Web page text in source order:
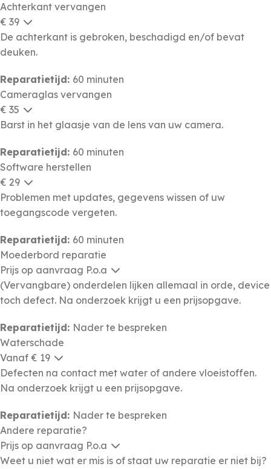
Achterkant vervangen
€ 39
De achterkant is gebroken, beschadigd en/of bevat
deuken.
Reparatietijd: 60 minuten
Cameraglas vervangen
€ 35
Barst in het glaasje van de lens van uw camera.
Reparatietijd: 60 minuten
Software herstellen
€ 29
Problemen met updates, gegevens wissen of uw
toegangscode vergeten.
Reparatietijd: 60 minuten
Moederbord reparatie
Prijs op aanvraag P.o.a
(Vervangbare) onderdelen lijken allemaal in orde, device
toch defect. Na onderzoek krijgt u een prijsopgave.
Reparatietijd: Nader te bespreken
Waterschade
Vanaf € 19
Defecten na contact met water of andere vloeistoffen.
Na onderzoek krijgt u een prijsopgave.
Reparatietijd: Nader te bespreken
Andere reparatie?
Prijs op aanvraag P.o.a
Weet u niet wat er mis is of staat uw reparatie er niet bij?